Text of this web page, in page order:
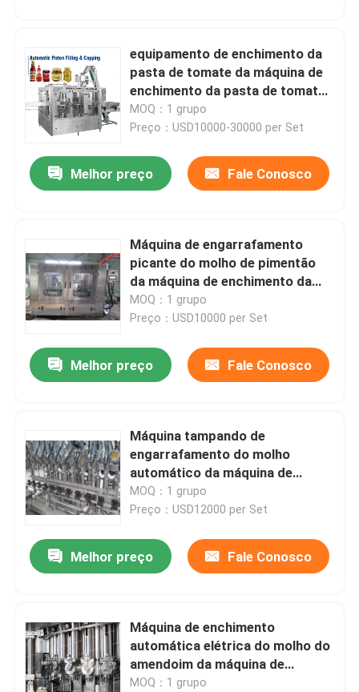
equipamento de enchimento da
pasta de tomate da máquina de
enchimento da pasta de tomate
da máquina de enchimento do
molho picante 18000bph
MOQ：1 grupo
Preço：USD10000-30000 per Set
Melhor preço Fale Conosco
Máquina de engarrafamento
picante do molho de pimentão
da máquina de enchimento da
pasta do equipamento picante
do enchimento do molho
MOQ：1 grupo
Preço：USD10000 per Set
Melhor preço Fale Conosco
Máquina tampando de
engarrafamento do molho
automático da máquina de
enchimento do molho da carne
do controle 1000ml 3000BPH do
MOQ：1 grupo
Preço：USD12000 per Set
Melhor preço Fale Conosco
Máquina de enchimento
automática elétrica do molho do
amendoim da máquina de
enchimento do molho do
MOQ：1 grupo